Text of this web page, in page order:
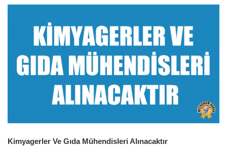
Kimyagerler Ve Gıda Mühendisleri Alınacaktır